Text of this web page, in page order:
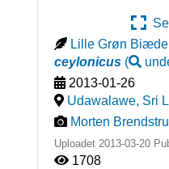
Se
Lille Grøn
ceylonicus(
2013-01-26
Udawalawe, Sri
Morten
Uploadet 2013-03-20
1708